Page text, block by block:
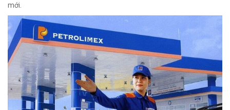
mới.